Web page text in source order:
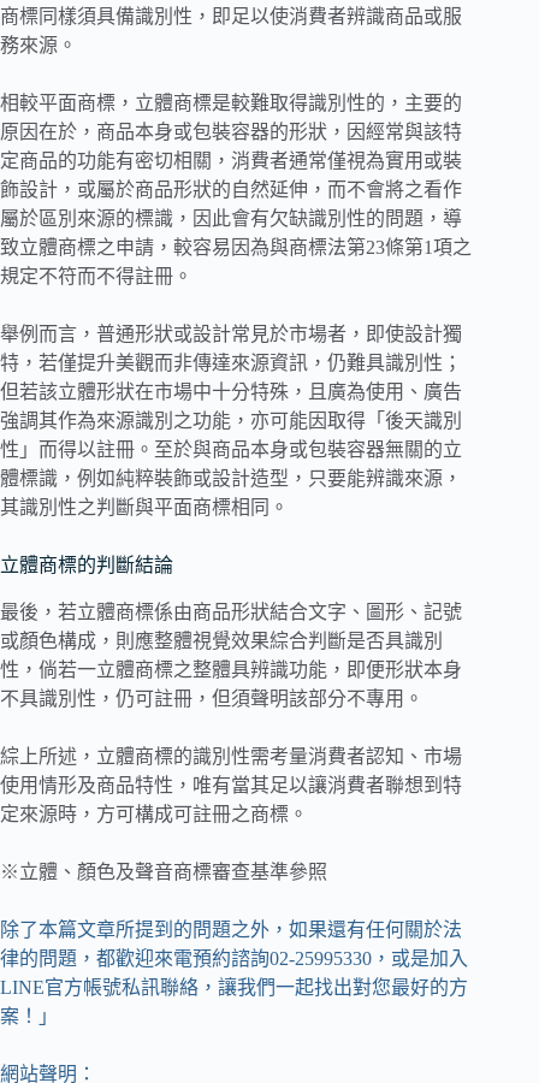
商標同樣須具備識別性，即足以使消費者辨識商品或服
務來源。
相較平面商標，立體商標是較難取得識別性的，主要的
原因在於，商品本身或包裝容器的形狀，因經常與該特
定商品的功能有密切相關，消費者通常僅視為實用或裝
飾設計，或屬於商品形狀的自然延伸，而不會將之看作
屬於區別來源的標識，因此會有欠缺識別性的問題，導
致立體商標之申請，較容易因為與商標法第23條第1項之
規定不符而不得註冊。
舉例而言，普通形狀或設計常見於市場者，即使設計獨
特，若僅提升美觀而非傳達來源資訊，仍難具識別性；
但若該立體形狀在市場中十分特殊，且廣為使用、廣告
強調其作為來源識別之功能，亦可能因取得「後天識別
性」而得以註冊。至於與商品本身或包裝容器無關的立
體標識，例如純粹裝飾或設計造型，只要能辨識來源，
其識別性之判斷與平面商標相同。
立體商標的判斷結論
最後，若立體商標係由商品形狀結合文字、圖形、記號
或顏色構成，則應整體視覺效果綜合判斷是否具識別
性，倘若一立體商標之整體具辨識功能，即便形狀本身
不具識別性，仍可註冊，但須聲明該部分不專用。
綜上所述，立體商標的識別性需考量消費者認知、市場
使用情形及商品特性，唯有當其足以讓消費者聯想到特
定來源時，方可構成可註冊之商標。
※立體、顏色及聲音商標審查基準參照
除了本篇文章所提到的問題之外，如果還有任何關於法
律的問題，都歡迎來電預約諮詢02-25995330，或是加入
LINE官方帳號私訊聯絡，讓我們一起找出對您最好的方
案！」
網站聲明：